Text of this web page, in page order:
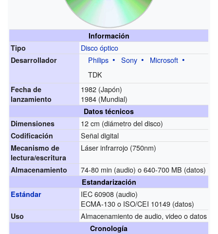
Información
Tipo
Disco óptico
Desarrollador Philips Sony
Microsoft
TDK
Fecha de
lanzamiento
1982 (Japón)
1984 (Mundial)
Datos técnicos
Dimensiones
12 cm (diámetro del disco)
Codificación Señal digital
Mecanismo de
lectura/escritura
Láser infrarrojo (750nm)
Almacenamiento 74-80 min (audio) o 640-700 MB (datos)
Estandarización
Estándar
IEC 60908 (audio)
ECMA-130 o ISO/CEI 10149 (datos)
Uso Almacenamiento de audio, video o datos
Cronología